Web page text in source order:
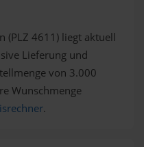
(PLZ 4611) liegt aktuell
Lieferung und
von 3.000
Wunschmenge
.